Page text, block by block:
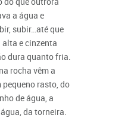
a água e
subir…até que
e cinzenta
dura quanto fria.
rocha vêm a
pequeno rasto, do
de água, a
da torneira.